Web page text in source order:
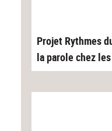
Projet Rythmes
la parole chez